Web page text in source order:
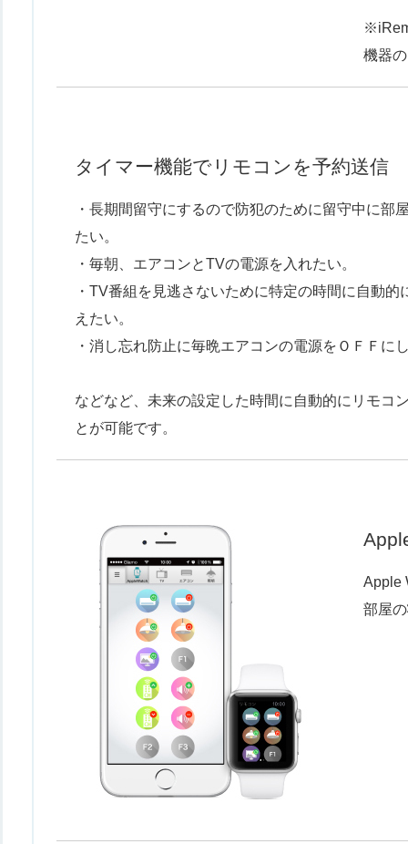
機器
タイマー機能でリモコンを予約送信
・長期間留守にするので防犯のために留守中に部
たい。
・毎朝、エアコンとTVの電源を入れたい。
・TV番組を見逃さないために特定の時間に自動的
えたい。
・消し忘れ防止に毎晩エアコンの電源をＯＦＦに
などなど、未来の設定した時間に自動的にリモコ
とが可能です。
Apple
部屋